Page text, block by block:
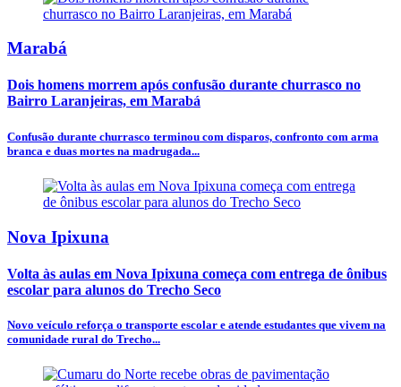
Marabá
Dois homens morrem após confusão durante churrasco no
Bairro Laranjeiras, em Marabá
Confusão durante churrasco terminou com disparos, confronto com arma
branca e duas mortes na madrugada...
Nova Ipixuna
Volta às aulas em Nova Ipixuna começa com entrega de ônibus
escolar para alunos do Trecho Seco
Novo veículo reforça o transporte escolar e atende estudantes que vivem na
comunidade rural do Trecho...